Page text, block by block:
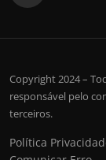
Copyright 2024 –
responsável pelo
terceiros.
Política